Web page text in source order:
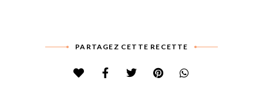
PARTAGEZ CETTE RECETTE